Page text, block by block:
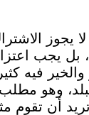
لا يجوز
بل يجب
فيه
وهو
تريد أن تقوم